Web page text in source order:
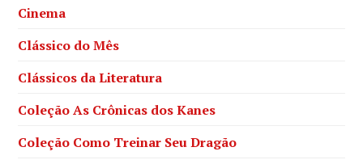
Cinema
Clássico do Mês
Clássicos da Literatura
Coleção As Crônicas dos Kanes
Coleção Como Treinar Seu Dragão